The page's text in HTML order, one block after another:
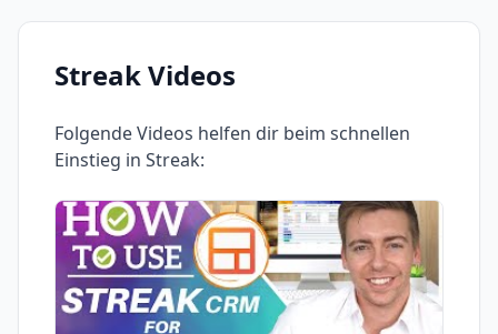
StreakVideos
Folgende Videos helfen dir beim schnellen
Einstieg in Streak: